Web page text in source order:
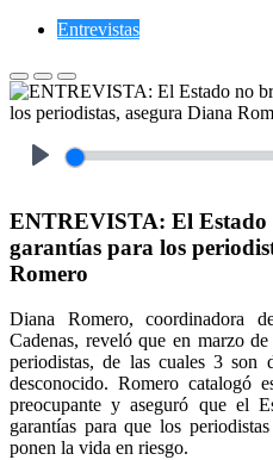
Entrevistas
ENTREVISTA: El
garantías para los
Romero
Diana Romero, coordinadora
Cadenas, reveló que en marzo
periodistas, de las cuales 3
desconocido. Romero catalogó
preocupante y aseguró que el
garantías para que los
ponen la vida en riesgo.